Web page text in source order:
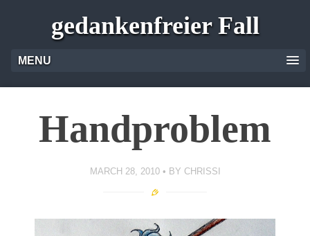
gedankenfreier Fall
MENU
Handproblem
MARCH 28, 2010 BY CHRISSI